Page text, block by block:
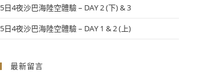
5日4夜沙巴海陸空體驗 – DAY 2 (下) & 3
5日4夜沙巴海陸空體驗 – DAY 1 & 2 (上)
最新留言